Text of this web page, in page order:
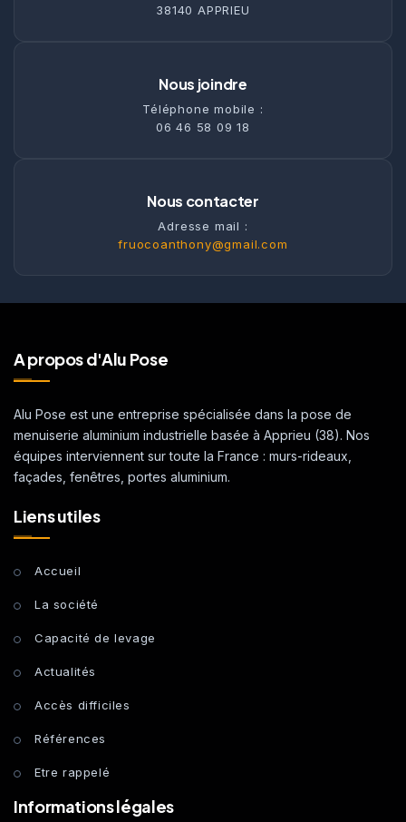
38140 APPRIEU
Nous joindre
Téléphone mobile :
06 46 58 09 18
Nous contacter
Adresse mail :
fruocoanthony@gmail.com
A propos d'Alu Pose
Alu Pose est une entreprise spécialisée dans la pose de
menuiserie aluminium industrielle basée à Apprieu (38). Nos
équipes interviennent sur toute la France : murs-rideaux,
façades, fenêtres, portes aluminium.
Liens utiles
Accueil
La société
Capacité de levage
Actualités
Accès difficiles
Références
Etre rappelé
Informations légales